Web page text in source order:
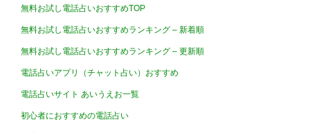
無料お試し電話占いおすすめTOP
無料お試し電話占いおすすめランキング – 新着順
無料お試し電話占いおすすめランキング – 更新順
電話占いアプリ（チャット占い）おすすめ
電話占いサイト あいうえお一覧
初心者におすすめの電話占い